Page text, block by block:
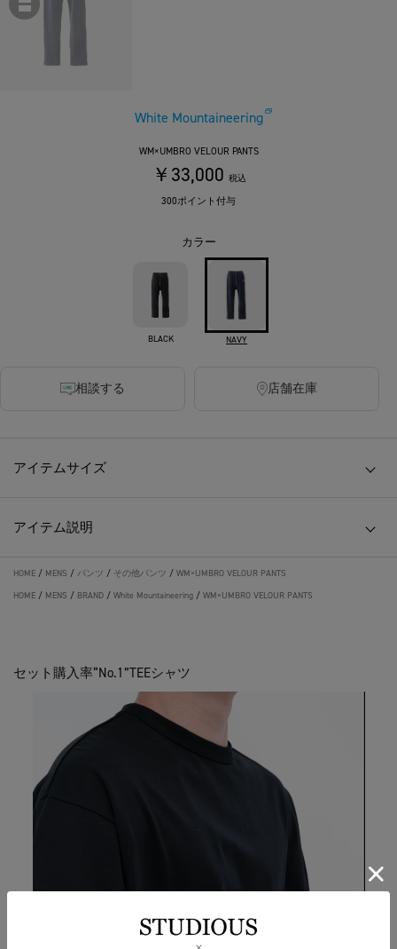
White Mountaineering
WM×UMBRO VELOUR PANTS
￥33,000 税込
300ポイント付与
カラー
BLACK NAVY
相談する 店舗在庫
アイテムサイズ
アイテム説明
HOME / MENS / パンツ / その他パンツ / WM×UMBRO VELOUR PANTS
HOME / MENS / BRAND / White Mountaineering / WM×UMBRO VELOUR PANTS
セット購入率“No.1”TEEシャツ